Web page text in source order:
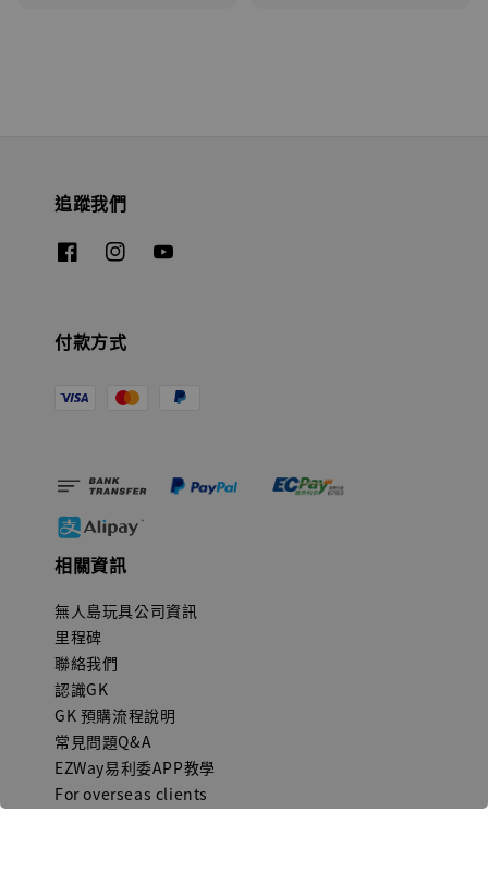
追蹤我們
付款方式
相關資訊
無人島玩具公司資訊
里程碑
聯絡我們
認識GK
GK 預購流程說明
常見問題Q&A
EZWay易利委APP教學
For overseas clients